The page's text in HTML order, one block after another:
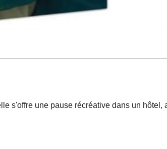
s'offre une pause récréative dans un